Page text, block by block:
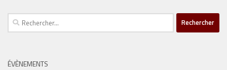
Rechercher :
ÉVÈNEMENTS